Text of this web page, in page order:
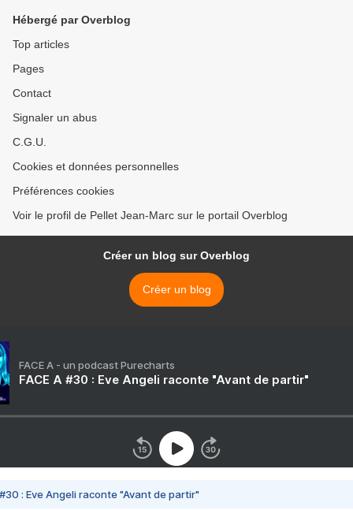
Hébergé par Overblog
Top articles
Pages
Contact
Signaler un abus
C.G.U.
Cookies et données personnelles
Préférences cookies
Voir le profil de Pellet Jean-Marc sur le portail Overblog
Créer un blog sur Overblog
Créer un blog
FACE A - un podcast Purecharts
FACE A #30 : Eve Angeli raconte "Avant de partir"
#30 : Eve Angeli raconte "Avant de partir"